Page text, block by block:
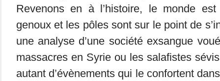
Revenons en à l’histoire, le monde est
genoux et les pôles sont sur le point de
une analyse d’une société exsangue
massacres en Syrie ou les salafistes
autant d’évènements qui le confortent